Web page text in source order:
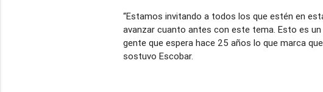
“Estamos invitando a todos los que estén en
avanzar cuanto antes con este tema. Esto es
gente que espera hace 25 años lo que marca
sostuvo Escobar.